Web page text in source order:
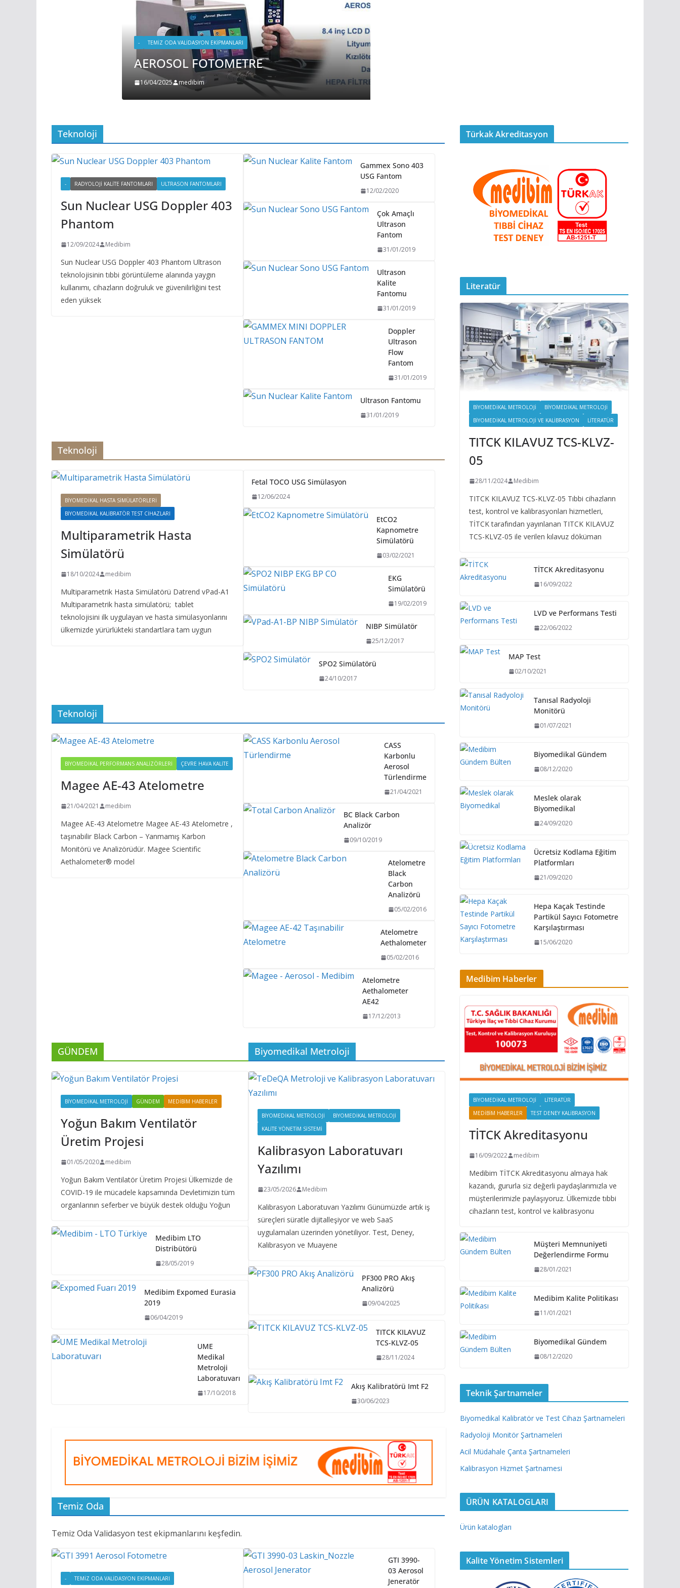
TEMIZ ODA VALIDASYON EKIPMANLARI
AEROSOL FOTOMETRE
Teknoloji
- RADYOLOJI KALITE FANTOMLARI ULTRASON FANTOMLARI
Sun Nuclear USG Doppler 403
Phantom
12/09/2024 Medibim
Sun Nuclear USG Doppler 403 Phantom Ultrason
teknolojisinin tıbbi görüntüleme alanında yaygın
kullanımı, cihazların doğruluk ve güvenilirliğini test
eden yüksek
Gammex Sono 403
USG Fantom
12/02/2020
Çok Amaçlı
Ultrason
Fantom
31/01/2019
Ultrason
Kalite
Fantomu
31/01/2019
Doppler
Ultrason
Flow
Fantom
31/01/2019
Ultrason Fantomu
31/01/2019
Teknoloji
BIYOMEDIKAL HASTA SIMÜLATÖRLERI
BIYOMEDIKAL KALIBRATÖR TEST CIHAZLARI
Multiparametrik Hasta
Simülatörü
18/10/2024 medibim
Multiparametrik Hasta Simülatörü Datrend vPad-A1
Multiparametrik hasta simülatörü; tablet
teknolojisini ilk uygulayan ve hasta simülasyonlarını
ülkemizde yürürlükteki standartlara tam uygun
Fetal TOCO USG Simülasyon
12/06/2024
EtCO2
Kapnometre
Simülatörü
03/02/2021
EKG
Simülatörü
19/02/2019
NIBP Simülatör
25/12/2017
SPO2 Simülatörü
24/10/2017
Teknoloji
BIYOMEDIKAL PERFORMANS ANALIZÖRLERI ÇEVRE HAVA KALITE
Magee AE-43 Atelometre
21/04/2021 medibim
Magee AE-43 Atelometre Magee AE-43 Atelometre ,
taşınabilir Black Carbon – Yanmamış Karbon
Monitörü ve Analizörüdür. Magee Scientific
Aethalometer® model
CASS
Karbonlu
Aerosol
Türlendirme
21/04/2021
BC Black Carbon
Analizör
09/10/2019
Atelometre
Black
Carbon
Analizörü
05/02/2016
Atelometre
Aethalometer
05/02/2016
Atelometre
Aethalometer
AE42
17/12/2013
GÜNDEM
BIYOMEDIKAL METROLOJI GÜNDEM MEDIBIM HABERLER
Yoğun Bakım Ventilatör
Üretim Projesi
01/05/2020 medibim
Yoğun Bakım Ventilatör Üretim Projesi Ülkemizde de
COVID-19 ile mücadele kapsamında Devletimizin tüm
organlarının seferber ve büyük destek olduğu Yoğun
Medibim LTO
Distribütörü
28/05/2019
Medibim Expomed Eurasia
2019
06/04/2019
UME
Medikal
Metroloji
Laboratuvarı
17/10/2018
Biyomedikal Metroloji
BIYOMEDIKAL METROLOJI
BİYOMEDİKAL METROLOJİ
KALITE YÖNETIM SISTEMI
Kalibrasyon Laboratuvarı
Yazılımı
23/05/2026 Medibim
Kalibrasyon Laboratuvarı Yazılımı Günümüzde artık iş
süreçleri süratle dijitalleşiyor ve web SaaS
uygulamaları üzerinden yönetiliyor. Test, Deney,
Kalibrasyon ve Muayene
PF300 PRO Akış
Analizörü
09/04/2025
TITCK KILAVUZ
TCS-KLVZ-05
28/11/2024
Akış Kalibratörü Imt F2
30/06/2023
Temiz Oda
Temiz Oda Validasyon test ekipmanlarını keşfedin.
- TEMIZ ODA VALIDASYON EKIPMANLARI
GTI 3990-
03 Aerosol
Jeneratör
Türkak Akreditasyon
Literatür
BIYOMEDIKAL METROLOJI
BİYOMEDİKAL METROLOJİ
BIYOMEDIKAL METROLOJI VE KALIBRASYON
LITERATÜR
TITCK KILAVUZ TCS-KLVZ-
05
28/11/2024 Medibim
TITCK KILAVUZ TCS-KLVZ-05 Tıbbi cihazların
test, kontrol ve kalibrasyonları hizmetleri,
TİTCK tarafından yayınlanan TITCK KILAVUZ
TCS-KLVZ-05 ile verilen kılavuz döküman
TİTCK Akreditasyonu
16/09/2022
LVD ve Performans Testi
22/06/2022
MAP Test
02/10/2021
Tanısal Radyoloji
Monitörü
01/07/2021
Biyomedikal Gündem
08/12/2020
Meslek olarak
Biyomedikal
24/09/2020
Ücretsiz Kodlama Eğitim
Platformları
21/09/2020
Hepa Kaçak Testinde
Partikül Sayıcı Fotometre
Karşılaştırması
15/06/2020
Medibim Haberler
BIYOMEDIKAL METROLOJI
LITERATÜR
MEDIBIM HABERLER
TEST DENEY KALIBRASYON
TİTCK Akreditasyonu
16/09/2022 medibim
Medibim TİTCK Akreditasyonu almaya hak
kazandı, gururla siz değerli paydaşlarımızla ve
müşterilerimizle paylaşıyoruz. Ülkemizde tıbbi
cihazların test, kontrol ve kalibrasyonu
Müşteri Memnuniyeti
Değerlendirme Formu
28/01/2021
Medibim Kalite Politikası
11/01/2021
Biyomedikal Gündem
08/12/2020
Teknik Şartnameler
Biyomedikal Kalibratör ve Test Cihazı Şartnameleri
Radyoloji Monitör Şartnameleri
Acil Müdahale Çanta Şartnameleri
Kalibrasyon Hizmet Şartnamesi
ÜRÜN KATALOGLARI
Ürün katalogları
Kalite Yönetim Sistemleri